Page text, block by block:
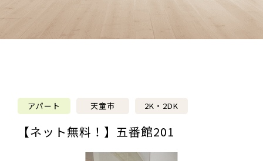
アパート 天童市 2K・2DK
【ネット無料！】五番館201